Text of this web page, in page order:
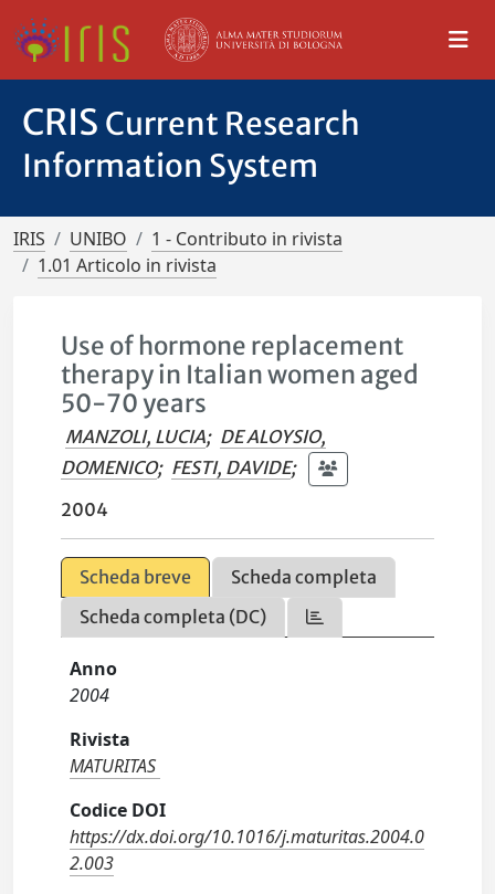
CRIS Current Research
Information System
IRIS UNIBO
1 - Contributo in rivista
1.01 Articolo in rivista
Use of hormone replacement
therapy in Italian women aged
50-70 years
MANZOLI, LUCIA; DE ALOYSIO,
DOMENICO; FESTI, DAVIDE;
2004
Scheda breve
Scheda completa
Scheda completa (DC)
Anno
2004
Rivista
MATURITAS
Codice DOI
https://dx.doi.org/10.1016/j.maturitas.2004.0
2.003